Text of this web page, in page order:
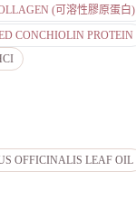
(可溶性膠原蛋白)
CONCHIOLIN PROTEIN
OFFICINALIS LEAF OIL